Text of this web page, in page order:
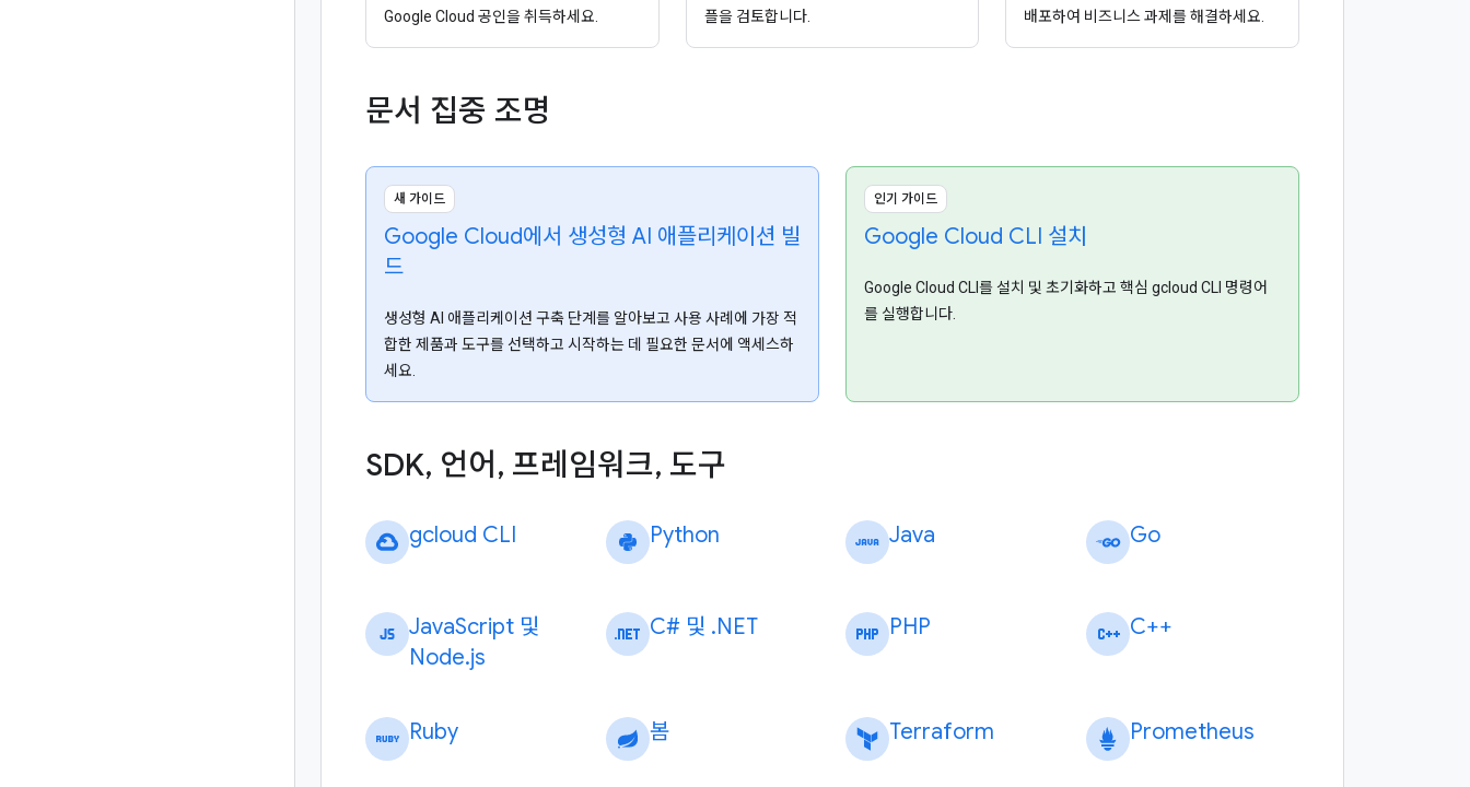
Google Cloud 공인을 취득하세요.
플을 검토합니다.
배포하여 비즈니스 과제를 해결하세요.
문서 집중 조명
새 가이드
Google Cloud에서 생성형 AI 애플리케이션 빌
드
생성형 AI 애플리케이션 구축 단계를 알아보고 사용 사례에 가장 적
합한 제품과 도구를 선택하고 시작하는 데 필요한 문서에 액세스하
세요.
인기 가이드
Google Cloud CLI 설치
Google Cloud CLI를 설치 및 초기화하고 핵심 gcloud CLI 명령어
를 실행합니다.
SDK, 언어 , 프레임워크, 도구
gcloud CLI Python Java Go
JavaScript 및
Node.js
C# 및 .NET PHP C++
Ruby 봄 Terraform Prometheus